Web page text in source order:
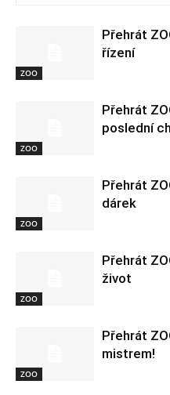
ZOO
Přehrát
řízení
ZOO
Přehrát
poslední
ZOO
Přehrát
dárek
ZOO
Přehrát
život
ZOO
Přehrát
mistrem!